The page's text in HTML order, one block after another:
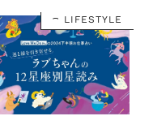
LIFESTYLE